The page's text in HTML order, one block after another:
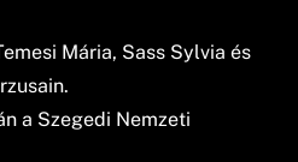
Mária, Sass Sylvia és
a Szegedi Nemzeti